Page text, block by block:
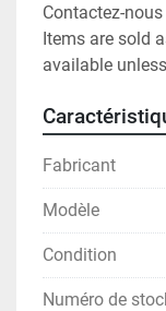
Contactez-
Items are sold
available
Fabricant
Modèle
Condition
Numéro de